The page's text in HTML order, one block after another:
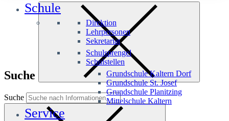
Schule
Direktion
Lehrpersonen
Sekretariat
Schulsprengel
Schulstellen
Grundschule Kaltern Dorf
Grundschule St. Josef
Grundschule Planitzing
Mittelschule Kaltern
Service
Suche
Suche